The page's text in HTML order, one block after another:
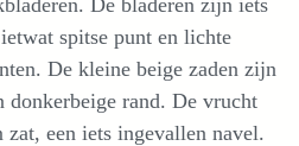
spitse punt en lichte
De kleine beige zaden zijn
donkerbeige rand. De vrucht
zat, een iets ingevallen navel.